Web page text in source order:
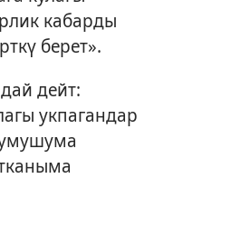
кабарды
берет».
дейт:
укпагандар